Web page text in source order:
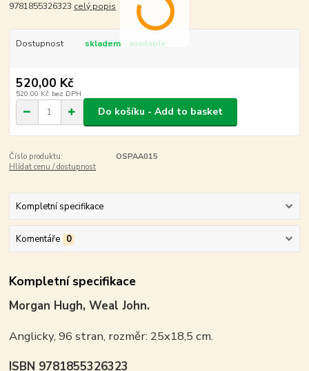
9781855326323 celý popis
Dostupnost skladem - available
520,00 Kč
520,00 Kč bez DPH
Do košíku - Add to basket
Číslo produktu:
OSPAA015
Hlídat cenu / dostupnost
Kompletní specifikace
Komentáře 0
Kompletní specifikace
Morgan Hugh, Weal John.
Anglicky, 96 stran, rozměr: 25x18,5 cm.
ISBN 9781855326323